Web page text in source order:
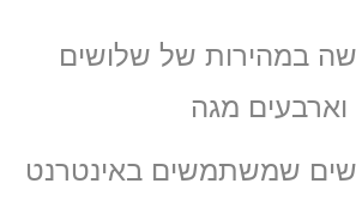
במהירות של שלושים
וארבעים מגה
שמשתמשים באינטרנט